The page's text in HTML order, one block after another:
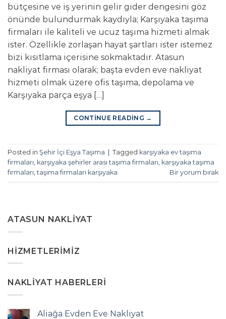
bütçesine ve iş yerinin gelir gider dengesini göz
önünde bulundurmak kaydıyla; Karşıyaka taşıma
firmaları ile kaliteli ve ucuz taşıma hizmeti almak
ister. Özellikle zorlaşan hayat şartları ister istemez
bizi kısıtlama içerisine sokmaktadır. Atasun
nakliyat firması olarak; başta evden eve nakliyat
hizmeti olmak üzere ofis taşıma, depolama ve
Karşıyaka parça eşya […]
CONTINUE READING →
Posted in Şehir İçi Eşya Taşıma Tagged karşıyaka ev taşıma
firmaları, karşıyaka şehirler arası taşıma firmaları, karşıyaka taşıma
firmaları,taşıma firmaları karşıyaka Bir yorum bırak
ATASUN NAKLIYAT
HIZMETLERIMIZ
NAKLIYAT HABERLERI
Aliağa Evden Eve Nakliyat